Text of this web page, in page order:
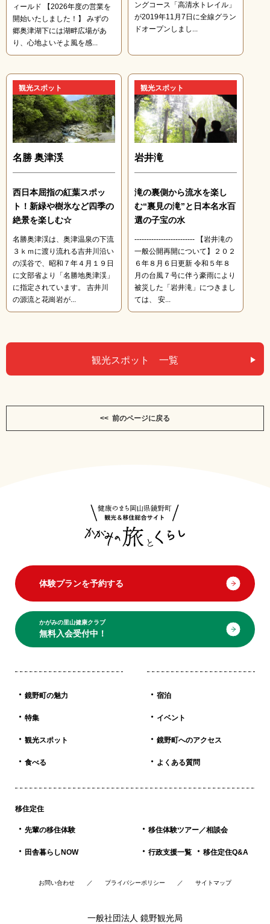
ィールド 【2026年度の営業を
開始いたしました！】 みずの
郷奥津湖下には湖畔広場があ
り、心地よいそよ風を感...
ングコース「高清水トレイル」
が2019年11月7日に全線グラン
ドオープンしまし...
観光スポット
名勝 奥津渓
西日本屈指の紅葉スポッ
ト！新緑や樹氷など四季の
絶景を楽しむ☆
名勝奥津渓は、奥津温泉の下流
３ｋｍに渡り流れる吉井川沿い
の渓谷で、昭和７年４月１９日
に文部省より「名勝地奥津渓」
に指定されています。 吉井川
の源流と花崗岩が...
観光スポット
岩井滝
滝の裏側から流水を楽し
む“裏見の滝”と日本名水百
選の子宝の水
------------------------- 【岩井滝の
一般公開再開について】２０２
６年８月６日更新 令和５年８
月の台風７号に伴う豪雨により
被災した「岩井滝」につきまし
ては、 安...
観光スポット 一覧
<< 前のページに戻る
体験プランを予約する
かがみの里山健康クラブ
無料入会受付中！
鏡野町の魅力
特集
観光スポット
食べる
宿泊
イベント
鏡野町へのアクセス
よくある質問
移住定住
先輩の移住体験
田舎暮らしNOW
移住体験ツアー／相談会
行政支援一覧 移住定住Q&A
お問い合わせ プライバシーポリシー サイトマップ
一般社団法人 鏡野観光局